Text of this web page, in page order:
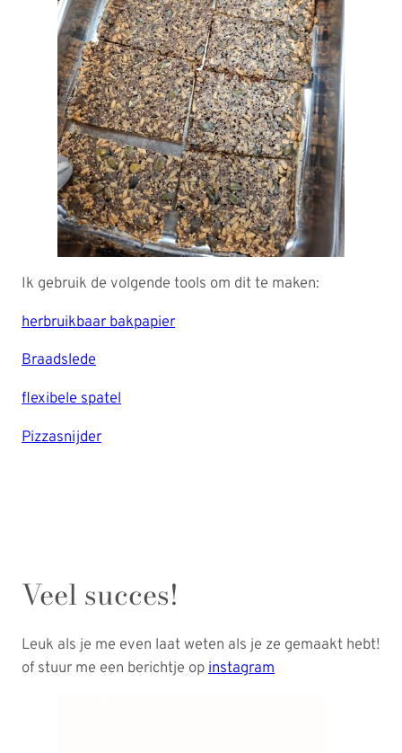
Ik gebruik de volgende tools om dit te maken:
herbruikbaar bakpapier
Braadslede
flexibele spatel
Pizzasnijder
Veel succes!
Leuk als je me even laat weten als je ze gemaakt hebt!
of stuur me een berichtje opinstagram